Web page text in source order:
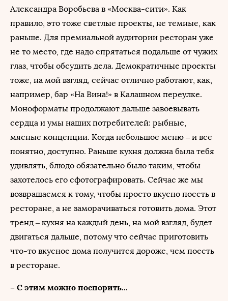
Александра Воробьева в «Москва-сити». Как
правило, это тоже светлые проекты, не темные, как
раньше. Для премиальной аудитории ресторан уже
не то место, где надо спрятаться подальше от чужих
глаз, чтобы обсудить дела. Демократичные проекты
тоже, на мой взгляд, сейчас отлично работают, как,
например, бар «На Вина!» в Калашном переулке.
Моноформаты продолжают дальше завоевывать
сердца и умы наших потребителей: рыбные,
мясные концепции. Когда небольшое меню – и все
понятно, доступно. Раньше кухня должна была тебя
удивлять, блюдо обязательно было таким, чтобы
захотелось его сфотографировать. Сейчас же мы
возвращаемся к тому, чтобы просто вкусно поесть в
ресторане, а не заморачиваться готовить дома. Этот
тренд – кухня на каждый день, на мой взгляд, будет
двигаться дальше, потому что сейчас приготовить
что-то вкусное дома получится дороже, чем поесть
в ресторане.
– С этим можно поспорить...